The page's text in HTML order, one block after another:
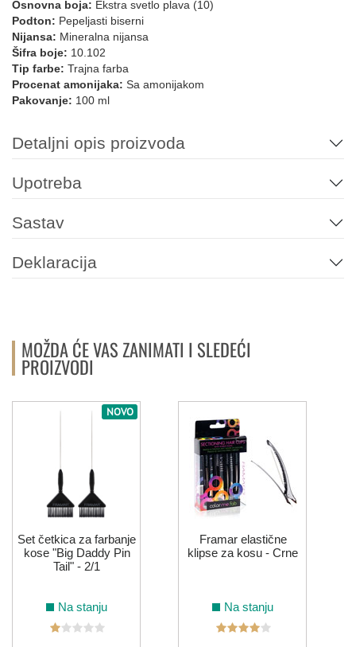
Osnovna boja: Ekstra svetlo plava (10)
Podton: Pepeljasti biserni
Nijansa: Mineralna nijansa
Šifra boje: 10.102
Tip farbe: Trajna farba
Procenat amonijaka: Sa amonijakom
Pakovanje: 100 ml
Detaljni opis proizvoda
Upotreba
Sastav
Deklaracija
MOŽDA ĆE VAS ZANIMATI I SLEDEĆI
PROIZVODI
NOVO
Set četkica za farbanje
kose "Big Daddy Pin
Tail" - 2/1
Na stanju
Framar elastične
klipse za kosu - Crne
Na stanju